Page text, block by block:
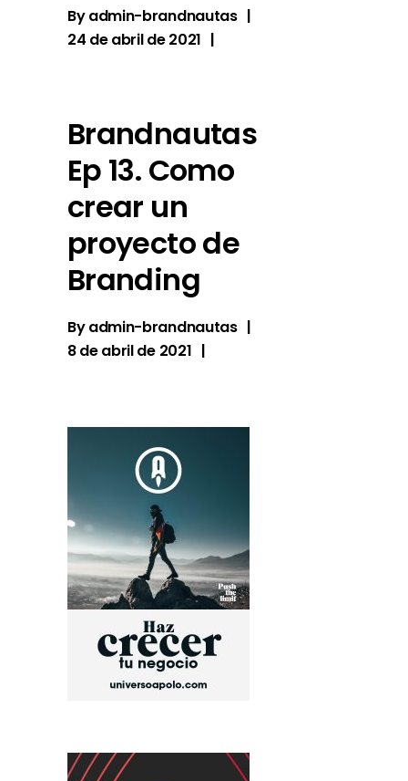
Byadmin-brandnautas
24 de abril de 2021
Brandnautas
Ep 13. Como
crear un
proyecto de
Branding
Byadmin-brandnautas
8 de abril de 2021